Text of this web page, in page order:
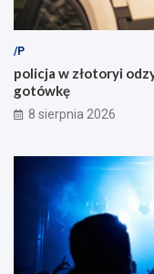
/P
policja w złotoryi
gotówkę
8 sierpnia 2026